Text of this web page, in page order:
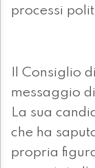
processi
Il Consiglio
messaggio
La sua
che ha
propria